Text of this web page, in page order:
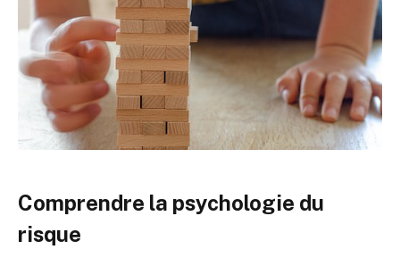
Comprendre la psychologie du
risque